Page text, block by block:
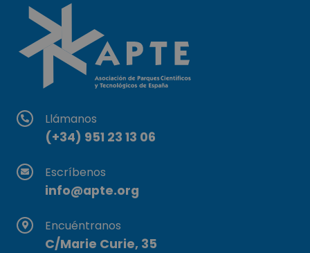
Llámanos
(+34) 951 23 13 06
Escríbenos
info@apte.org
Encuéntranos
C/Marie Curie, 35